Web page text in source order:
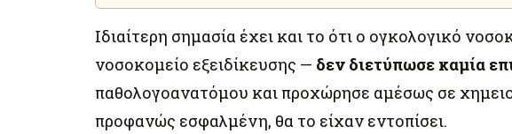
Ιδιαίτερη σημασία έχει και το ότι ο ογκολογικό
νοσοκομείο εξειδίκευσης — δεν διετύπωσε καμία
παθολογοανατόμου και προχώρησε αμέσως σε
προφανώς εσφαλμένη, θα το είχαν εντοπίσει.